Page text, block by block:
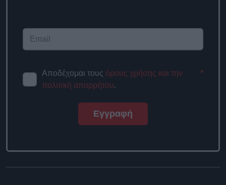
Αποδέχομαι τους όρους χρήσης και την
πολιτική απορρήτου.
*
Εγγραφή